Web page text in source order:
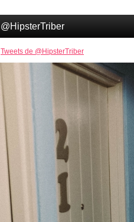
@HipsterTriber
Tweets de @HipsterTriber